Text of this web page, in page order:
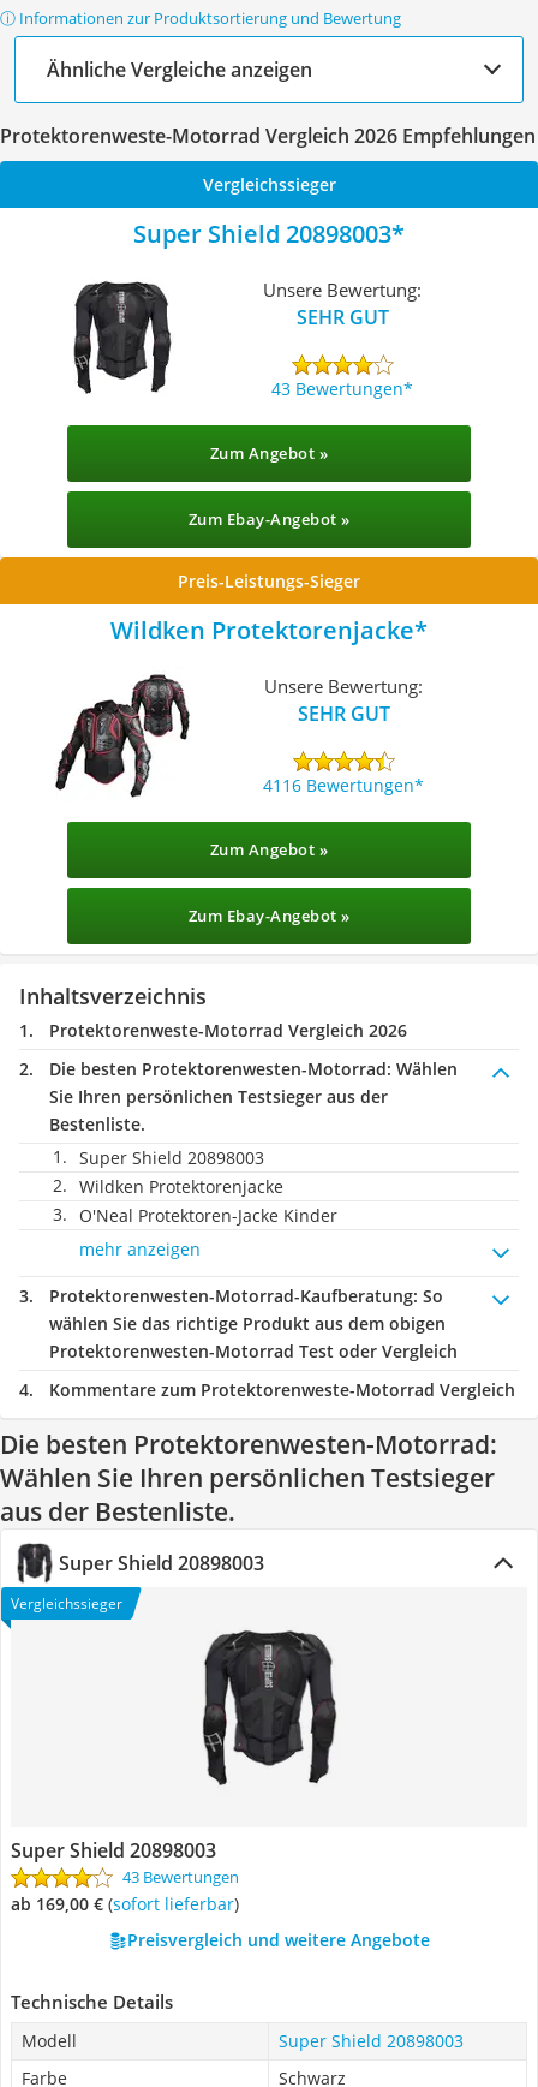
ⓘ Informationen zur Produktsortierung und Bewertung
Ähnliche Vergleiche anzeigen
Protektorenweste-Motorrad Vergleich 2026 Empfehlungen
Vergleichssieger
Super Shield 20898003
Unsere Bewertung:
SEHR GUT
43 Bewertungen
Zum Angebot »
Zum Ebay-Angebot »
Preis-Leistungs-Sieger
Wildken Protektorenjacke
Unsere Bewertung:
SEHR GUT
4116 Bewertungen
Zum Angebot »
Zum Ebay-Angebot »
Inhaltsverzeichnis
Protektorenweste-Motorrad Vergleich 2026
Die besten Protektorenwesten-Motorrad: Wählen
Sie Ihren persönlichen Testsieger aus der
Bestenliste.
Super Shield 20898003
Wildken Protektorenjacke
O'Neal Protektoren-Jacke Kinder
mehr anzeigen
Protektorenwesten-Motorrad-Kaufberatung: So
wählen Sie das richtige Produkt aus dem obigen
Protektorenwesten-Motorrad Test oder Vergleich
Kommentare zum Protektorenweste-Motorrad Vergleich
Die besten Protektorenwesten-Motorrad:
Wählen Sie Ihren persönlichen Testsieger
aus der Bestenliste.
Super Shield 20898003
Vergleichssieger
Super Shield 20898003
43 Bewertungen
ab 169,00 € ( Sofort lieferbar)
Preisvergleich und weitere Angebote
Technische Details
Modell
Super Shield 20898003
Farbe
Schwarz